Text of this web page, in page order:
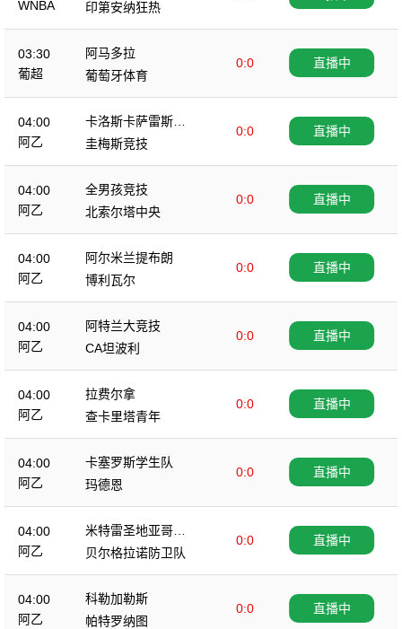
WNBA
印第安纳狂热
03:30
葡超
阿马多拉
0:0
葡萄牙体育
直播中
04:00
阿乙
卡洛斯卡萨雷斯农
业
0:0
圭梅斯竞技
直播中
04:00
阿乙
全男孩竞技
0:0
北索尔塔中央
直播中
04:00
阿乙
阿尔米兰提布朗
0:0
博利瓦尔
直播中
04:00
阿乙
阿特兰大竞技
0:0
CA坦波利
直播中
04:00
阿乙
拉费尔拿
0:0
查卡里塔青年
直播中
04:00
阿乙
卡塞罗斯学生队
0:0
玛德恩
直播中
04:00
阿乙
米特雷圣地亚哥竞
技
0:0
贝尔格拉诺防卫队
直播中
04:00
阿乙
科勒加勒斯
0:0
帕特罗纳图
直播中